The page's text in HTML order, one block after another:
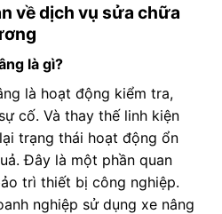
về dịch vụ sửa chữa
là gì?
là hoạt động kiểm tra,
cố. Và thay thế linh kiện
trạng thái hoạt động ổn
Đây là một phần quan
trì thiết bị công nghiệp.
nghiệp sử dụng xe nâng